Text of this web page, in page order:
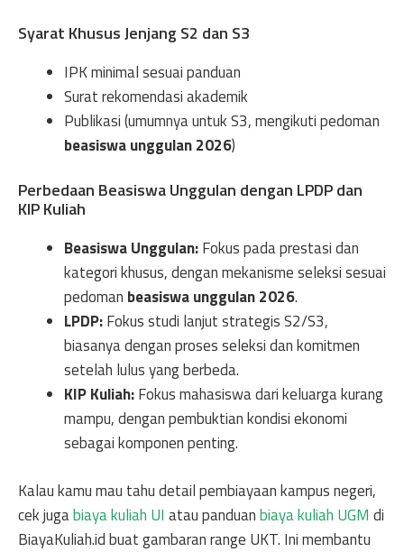
Syarat Khusus Jenjang S2 dan S3
IPK minimal sesuai panduan
Surat rekomendasi akademik
Publikasi (umumnya untuk S3, mengikuti pedoman
beasiswa unggulan 2026)
Perbedaan Beasiswa Unggulan dengan LPDP dan
KIP Kuliah
Beasiswa Unggulan:Fokus pada prestasi dan
kategori khusus, dengan mekanisme seleksi sesuai
pedoman beasiswa unggulan 2026.
LPDP:Fokus studi lanjut strategis S2/S3,
biasanya dengan proses seleksi dan komitmen
setelah lulus yang berbeda.
KIP Kuliah:Fokus mahasiswa dari keluarga kurang
mampu, dengan pembuktian kondisi ekonomi
sebagai komponen penting.
Kalau kamu mau tahu detail pembiayaan kampus negeri,
cek jugabiaya kuliah UI atau panduanbiaya kuliah UGM di
BiayaKuliah.id buat gambaran range UKT. Ini membantu